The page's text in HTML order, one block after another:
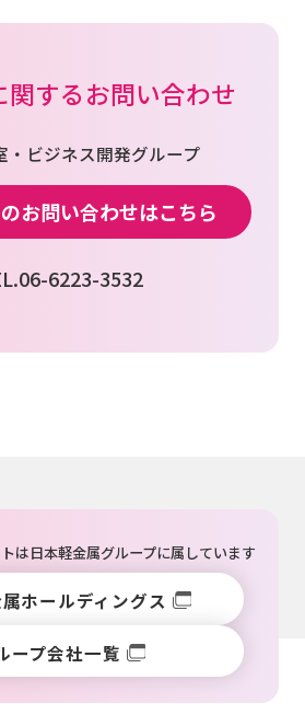
関するお問い合わせ
・ビジネス開発グループ
お問い合わせはこちら
6223-3532
は日本軽金属グループに属しています
ホールディングス
ープ会社一覧